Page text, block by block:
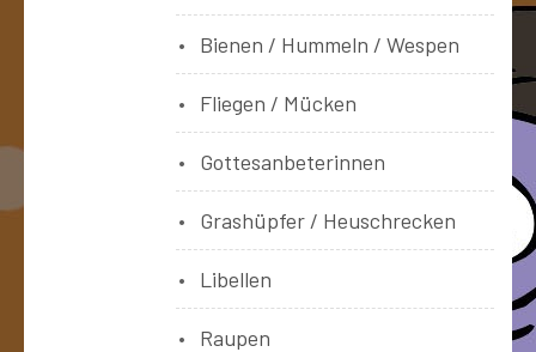
Bienen / Hummeln / Wespen
Fliegen / Mücken
Gottesanbeterinnen
Grashüpfer / Heuschrecken
Libellen
Raupen